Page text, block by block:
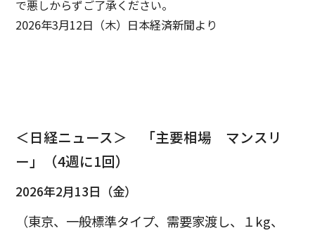
で悪しからずご了承ください。
2026年3月12日（木）日本経済新聞より
＜日経ニュース＞ 「主要相場 マンスリ
ー」（4週に1回）
2026年2月13日（金）
（東京、一般標準タイプ、需要家渡し、１kg、